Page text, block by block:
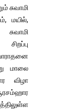
சுவாமி
மயில்,
மாலை
விழா